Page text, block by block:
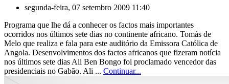
segunda-feira, 07 setembro 2009 11:40
Programa que lhe dá a conhecer os factos mais importantes
ocorridos nos últimos sete dias no continente africano. Tomás de
Melo que realiza e fala para este auditório da Emissora Católica de
Angola. Desenvolvimentos dos factos africanos que fizeram notícia
nos últimos sete dias Ali Ben Bongo foi proclamado vencedor das
presidenciais no Gabão. Ali ... Continuar...